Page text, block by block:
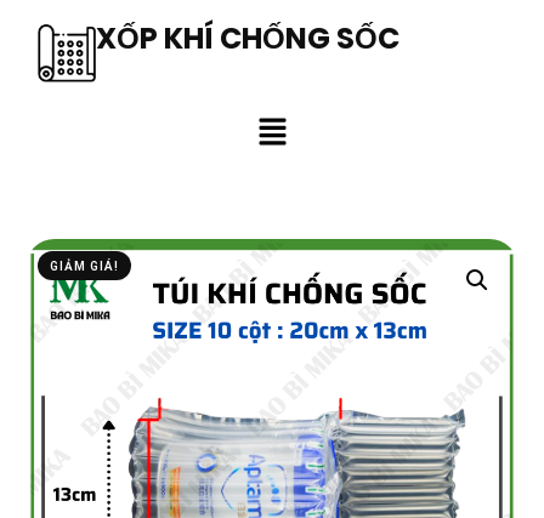
XỐP KHÍ CHỐNG SỐC
GIẢM GIÁ!